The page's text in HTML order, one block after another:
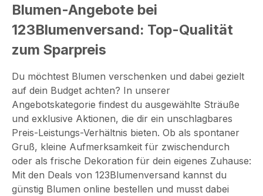
Blumen-Angebote bei
123Blumenversand: Top-Qualität
zum Sparpreis
Du möchtest Blumen verschenken und dabei gezielt
auf dein Budget achten? In unserer
Angebotskategorie findest du ausgewählte Sträuße
und exklusive Aktionen, die dir ein unschlagbares
Preis-Leistungs-Verhältnis bieten. Ob als spontaner
Gruß, kleine Aufmerksamkeit für zwischendurch
oder als frische Dekoration für dein eigenes Zuhause:
Mit den Deals von 123Blumenversand kannst du
günstig Blumen online bestellen und musst dabei